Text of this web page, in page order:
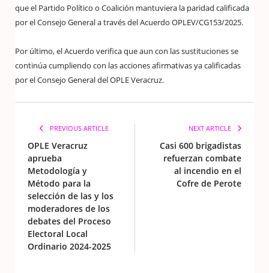
que el Partido Político o Coalición mantuviera la paridad calificada
por el Consejo General a través del Acuerdo OPLEV/CG153/2025.
Por último, el Acuerdo verifica que aun con las sustituciones se
continúa cumpliendo con las acciones afirmativas ya calificadas
por el Consejo General del OPLE Veracruz.
PREVIOUS ARTICLE
OPLE Veracruz
aprueba
Metodología y
Método para la
selección de las y los
moderadores de los
debates del Proceso
Electoral Local
Ordinario 2024-2025
NEXT ARTICLE
Casi 600 brigadistas
refuerzan combate
al incendio en el
Cofre de Perote